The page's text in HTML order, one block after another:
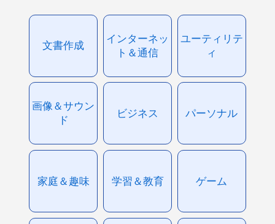
文書作成
インターネッ
ト＆通信
ユーティリテ
ィ
画像＆サウン
ド
ビジネス パーソナル
家庭＆趣味 学習＆教育 ゲーム